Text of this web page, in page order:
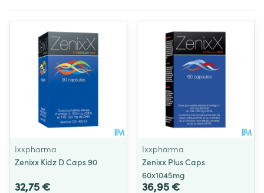
Ixxpharma
Zenixx Kidz D Caps 90
32,75 €
Ixxpharma
Zenixx Plus Caps
60x1045mg
36,95 €